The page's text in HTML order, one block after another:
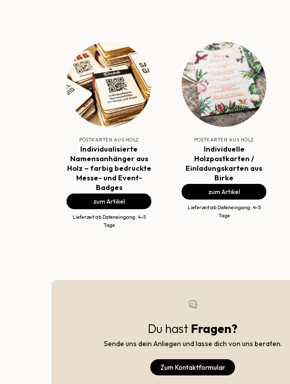
POSTKARTEN AUS HOLZ
Individualisierte
Namensanhänger aus
Holz – farbig bedruckte
Messe- und Event-
Badges
zum Artikel
Lieferzeit ab Dateneingang: 4–5
Tage
POSTKARTEN AUS HOLZ
Individuelle
Holzpostkarten /
Einladungskarten aus
Birke
zum Artikel
Lieferzeit ab Dateneingang: 4–5
Tage
Du hast Fragen?
Sende uns dein Anliegen und lasse dich von uns beraten.
Zum Kontaktformular